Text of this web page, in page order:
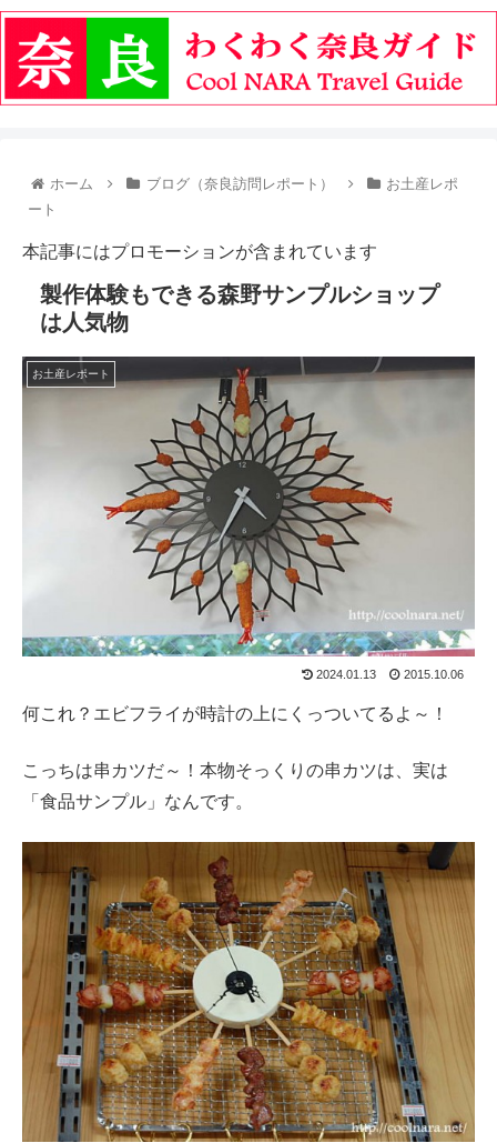
ホーム ブログ（奈良訪問レポート）
お土産レポ
ート
本記事にはプロモーションが含まれています
製作体験もできる森野サンプルショップ
は人気物
お土産レポート
2024.01.13 2015.10.06
何これ？エビフライが時計の上にくっついてるよ～！
こっちは串カツだ～！本物そっくりの串カツは、実は
「食品サンプル」なんです。